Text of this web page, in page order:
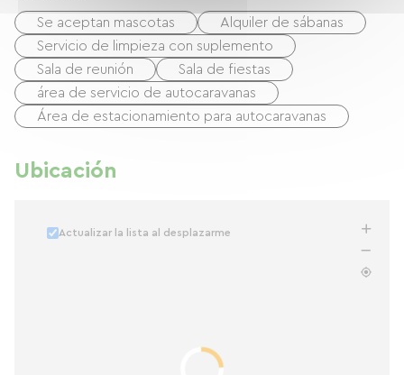
Se aceptan mascotas
Alquiler de sábanas
Servicio de limpieza con suplemento
Sala de reunión
Sala de fiestas
área de servicio de autocaravanas
Área de estacionamiento para autocaravanas
Ubicación
Actualizar la lista al desplazarme